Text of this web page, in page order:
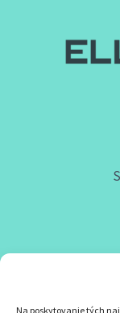
Na poskytovanie tých